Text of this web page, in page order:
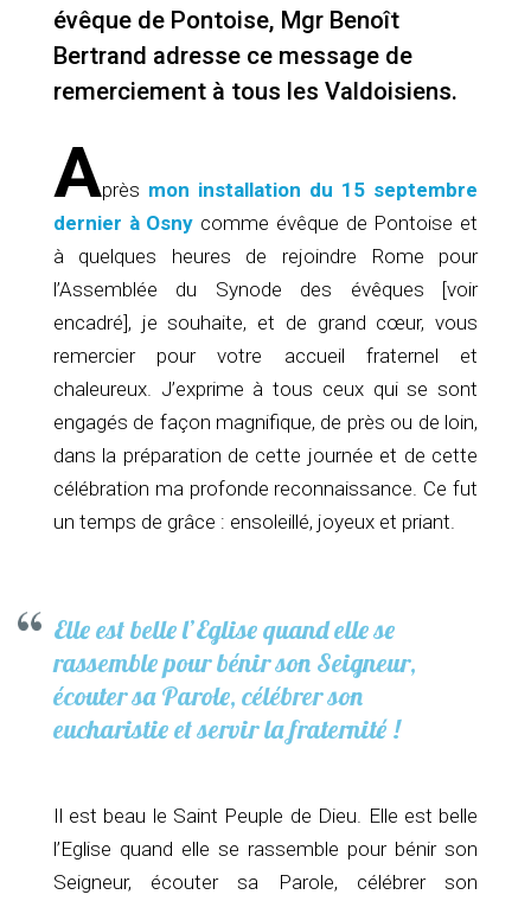
évêque de Pontoise, Mgr Benoît
Bertrand adresse ce message de
remerciement à tous les Valdoisiens.
Après mon installation du 15 septembre
dernier à Osny comme évêque de Pontoise et
à quelques heures de rejoindre Rome pour
l’Assemblée du Synode des évêques [voir
encadré], je souhaite, et de grand cœur, vous
remercier pour votre accueil fraternel et
chaleureux. J’exprime à tous ceux qui se sont
engagés de façon magnifique, de près ou de loin,
dans la préparation de cette journée et de cette
célébration ma profonde reconnaissance. Ce fut
un temps de grâce : ensoleillé, joyeux et priant.
Elle est belle l’Eglise quand elle se
rassemble pour bénir son Seigneur,
écouter sa Parole, célébrer son
eucharistie et servir la fraternité !
Il est beau le Saint Peuple de Dieu. Elle est belle
l’Eglise quand elle se rassemble pour bénir son
Seigneur, écouter sa Parole, célébrer son